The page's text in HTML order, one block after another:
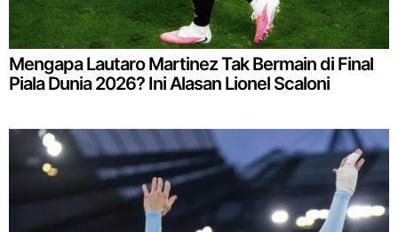
Mengapa Lautaro Martinez Tak Bermain di Final
Piala Dunia 2026? Ini Alasan Lionel Scaloni